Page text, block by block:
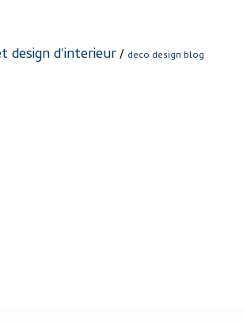
design d'interieur/ deco design blog